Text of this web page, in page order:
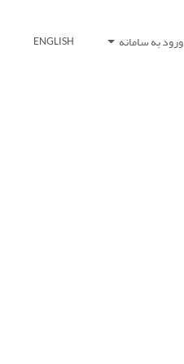
ورود به سامانه ENGLISH